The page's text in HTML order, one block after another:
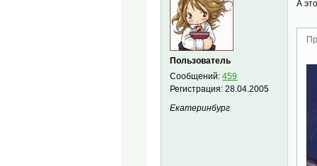
Пользователь
Сообщений:459
Регистрация:28.04.2005
Екатеринбург
А